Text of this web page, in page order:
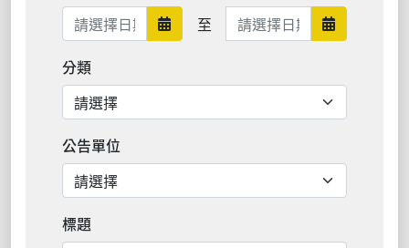
日期範圍開始
至 日期範圍結束 日期範圍
分類
公告單位
標題